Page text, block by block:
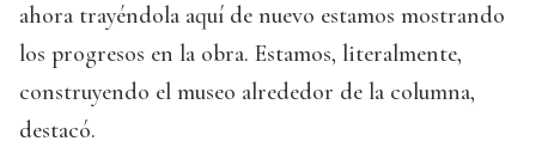
ahora trayéndola aquí de nuevo estamos mostrando
los progresos en la obra. Estamos, literalmente,
construyendo el museo alrededor de la columna,
destacó.